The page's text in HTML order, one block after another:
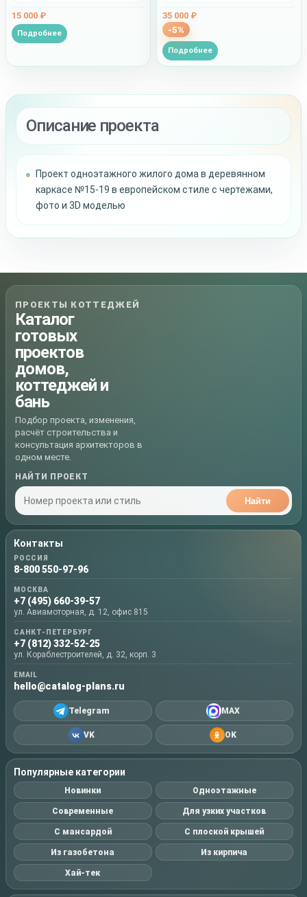
15 000 ₽
Подробнее
35 000 ₽
-5%
Подробнее
Описание проекта
Проект одноэтажного жилого дома в деревянном
каркасе №15-19 в европейском стиле с чертежами,
фото и 3D моделью
ПРОЕКТЫ КОТТЕДЖЕЙ
Каталог
готовых
проектов
домов,
коттеджей и
бань
Подбор проекта, изменения,
расчёт строительства и
консультация архитекторов в
одном месте.
НАЙТИ ПРОЕКТ
Найти
Контакты
РОССИЯ
8-800 550-97-96
МОСКВА
+7 (495) 660-39-57
ул. Авиамоторная, д. 12, офис 815
САНКТ-ПЕТЕРБУРГ
+7 (812) 332-52-25
ул. Кораблестроителей, д. 32, корп. 3
EMAIL
hello@catalog-plans.ru
Telegram MAX
VK OK
Популярные категории
Новинки Одноэтажные
Современные Для узких участков
С мансардой С плоской крышей
Из газобетона Из кирпича
Хай-тек